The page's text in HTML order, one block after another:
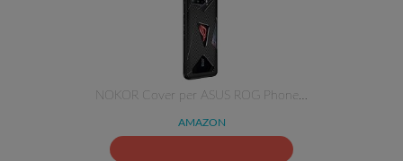
NOKOR Cover per ASUS ROG Phone…
AMAZON